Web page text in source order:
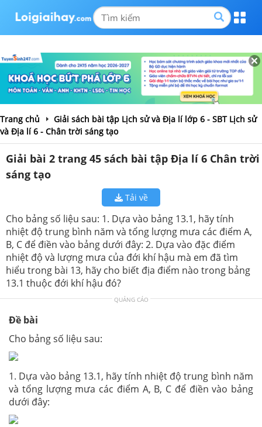
Trang chủ
Giải sách bài tập Lịch sử và Địa lí lớp 6 - SBT Lịch sử
và Địa lí 6 - Chân trời sáng tạo
Giải bài 2 trang 45 sách bài tập Địa lí 6 Chân trời
sáng tạo
Tải về
Cho bảng số liệu sau: 1. Dựa vào bảng 13.1, hãy tính
nhiệt độ trung bình năm và tổng lượng mưa các điểm A,
B, C để điền vào bảng dưới đây: 2. Dựa vào đặc điểm
nhiệt độ và lượng mưa của đới khí hậu mà em đã tìm
hiểu trong bài 13, hãy cho biết địa điểm nào trong bảng
13.1 thuộc đới khí hậu đó?
QUẢNG CÁO
Đề bài
Cho bảng số liệu sau:
1. Dựa vào bảng 13.1, hãy tính nhiệt độ trung bình năm
và tổng lượng mưa các điểm A, B, C để điền vào bảng
dưới đây: